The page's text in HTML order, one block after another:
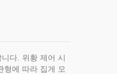
다. 위황 제어 시
형에 따라 집게 모